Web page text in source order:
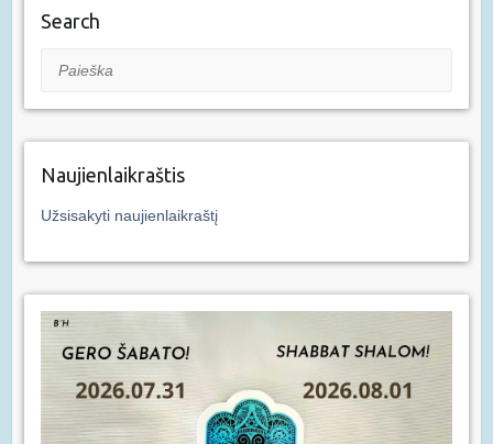
Search
Paieška
Naujienlaikraštis
Užsisakyti naujienlaikraštį